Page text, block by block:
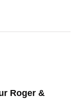
Roger &